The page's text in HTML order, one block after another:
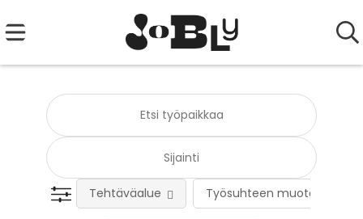
Työsuhteen muoto
Tehtäväalue